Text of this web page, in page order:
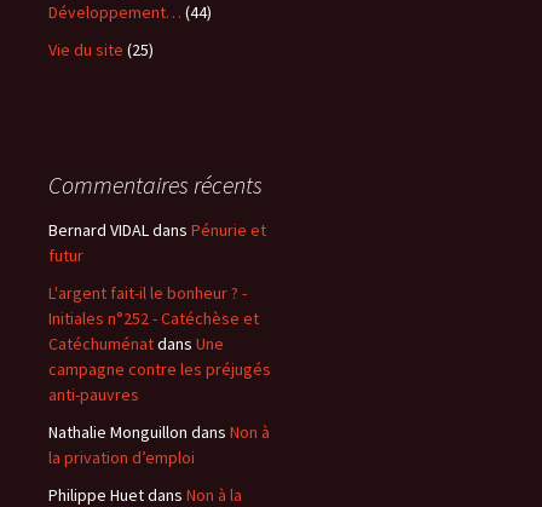
Développement… (44)
Vie du site (25)
Commentaires récents
Bernard VIDALdans Pénurie et
futur
L'argent fait-il le bonheur ? -
Initiales n°252 - Catéchèse et
Catéchuménatdans Une
campagne contre les préjugés
anti-pauvres
Nathalie Monguillon dans Non à
la privation d’emploi
Philippe Huetdans Non à la